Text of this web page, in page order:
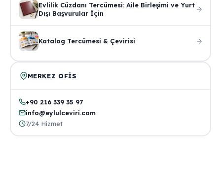
Evlilik Cüzdanı Tercümesi: Aile Birleşimi ve Yurt
Dışı Başvurular İçin
Katalog Tercümesi & Çevirisi
MERKEZ OFIS
+90 216 339 35 97
info@eylulceviri.com
7/24 Hizmet